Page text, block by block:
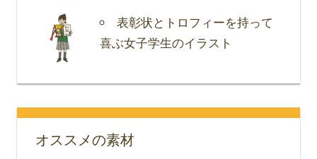
表彰状とトロフィーを持って
喜ぶ女子学生のイラスト
オススメの素材